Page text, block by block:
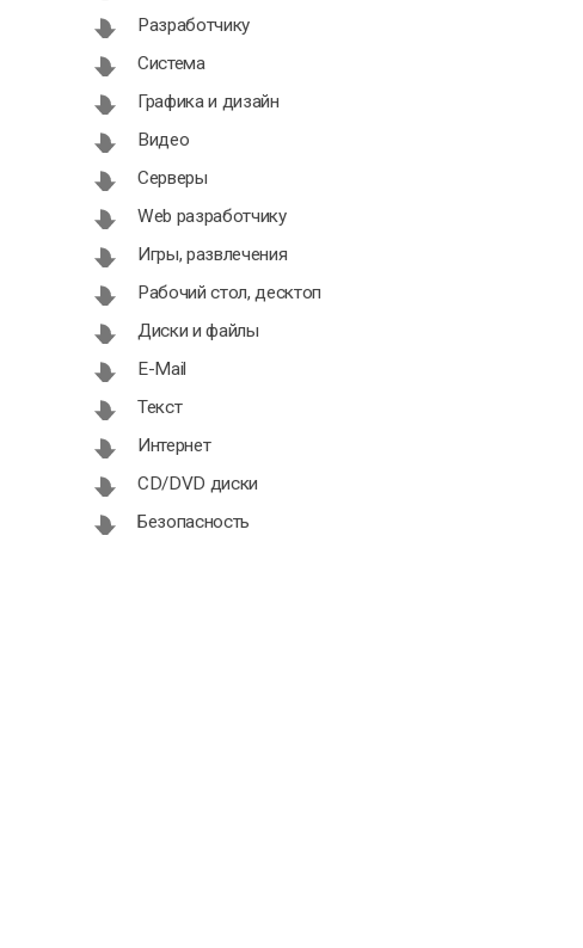
Разработчику
Система
Графика и дизайн
Видео
Серверы
Web разработчику
Игры, развлечения
Рабочий стол, десктоп
Диски и файлы
E-Mail
Текст
Интернет
CD/DVD диски
Безопасность